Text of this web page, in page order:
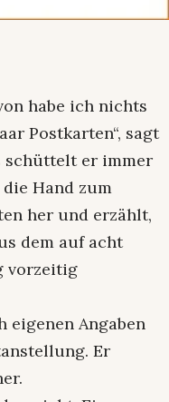
habe ich nichts
Postkarten“, sagt
schüttelt er immer
Hand zum
her und erzählt,
dem auf acht
vorzeitig
eigenen Angaben
Er